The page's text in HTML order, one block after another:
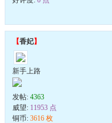
【香妃】
新手上路
发帖: 4363
威望: 11953 点
铜币: 3616 枚